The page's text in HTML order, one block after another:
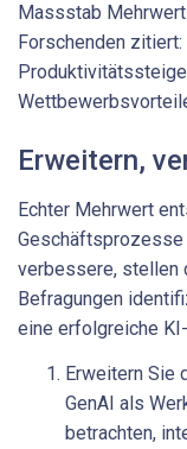
Massstab
Forschenden
Erweitern,
Echter Mehrwert
verbessere, stellen
Befragungen
eine erfolgreiche
Erweitern Sie
GenAI als
betrachten,